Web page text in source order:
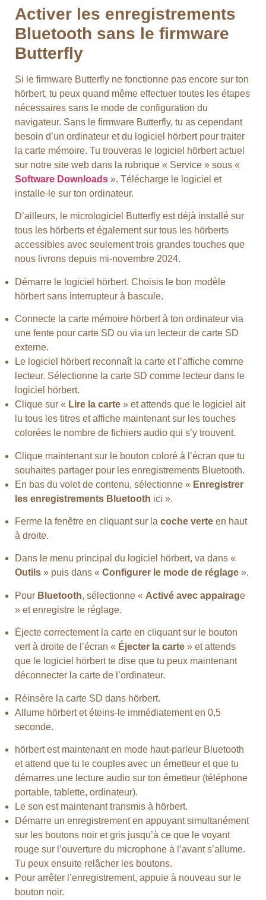
Activer les enregistrements
Bluetooth sans le firmware
Butterfly
Si le firmware Butterfly ne fonctionne pas encore sur ton
hörbert, tu peux quand même effectuer toutes les étapes
nécessaires sans le mode de configuration du
navigateur. Sans le firmware Butterfly, tu as cependant
besoin d’un ordinateur et du logiciel hörbert pour traiter
la carte mémoire. Tu trouveras le logiciel hörbert actuel
sur notre site web dans la rubrique « Service » sous «
Software Downloads ». Télécharge le logiciel et
installe-le sur ton ordinateur.
D’ailleurs, le micrologiciel Butterfly est déjà installé sur
tous les hörberts et également sur tous les hörberts
accessibles avec seulement trois grandes touches que
nous livrons depuis mi-novembre 2024.
Démarre le logiciel hörbert. Choisis le bon modèle
hörbert sans interrupteur à bascule.
Connecte la carte mémoire hörbert à ton ordinateur via
une fente pour carte SD ou via un lecteur de carte SD
externe.
Le logiciel hörbert reconnaît la carte et l’affiche comme
lecteur. Sélectionne la carte SD comme lecteur dans le
logiciel hörbert.
Clique sur « Lire la carte » et attends que le logiciel ait
lu tous les titres et affiche maintenant sur les touches
colorées le nombre de fichiers audio qui s’y trouvent.
Clique maintenant sur le bouton coloré à l’écran que tu
souhaites partager pour les enregistrements Bluetooth.
En bas du volet de contenu, sélectionne « Enregistrer
les enregistrements Bluetooth ici ».
Ferme la fenêtre en cliquant sur la coche verte en haut
à droite.
Dans le menu principal du logiciel hörbert, va dans «
Outils » puis dans « Configurer le mode de réglage ».
Pour Bluetooth, sélectionne « Activé avec appairage
» et enregistre le réglage.
Éjecte correctement la carte en cliquant sur le bouton
vert à droite de l’écran « Éjecter la carte » et attends
que le logiciel hörbert te dise que tu peux maintenant
déconnecter la carte de l’ordinateur.
Réinsère la carte SD dans hörbert.
Allume hörbert et éteins-le immédiatement en 0,5
seconde.
hörbert est maintenant en mode haut-parleur Bluetooth
et attend que tu le couples avec un émetteur et que tu
démarres une lecture audio sur ton émetteur (téléphone
portable, tablette, ordinateur).
Le son est maintenant transmis à hörbert.
Démarre un enregistrement en appuyant simultanément
sur les boutons noir et gris jusqu’à ce que le voyant
rouge sur l’ouverture du microphone à l’avant s’allume.
Tu peux ensuite relâcher les boutons.
Pour arrêter l’enregistrement, appuie à nouveau sur le
bouton noir.